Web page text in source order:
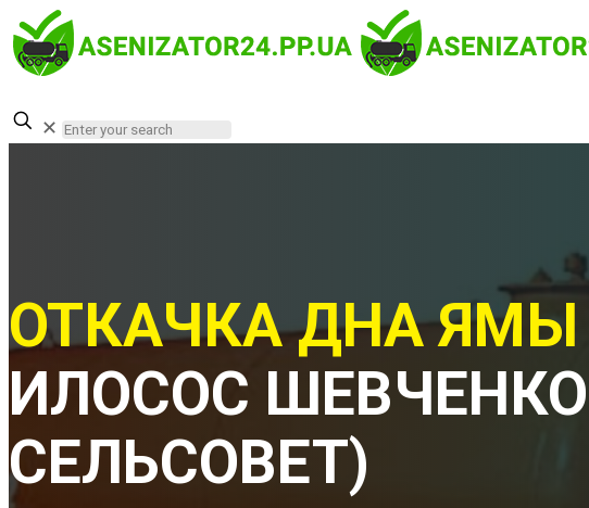
✕
ОТКАЧКА ДНА ЯМЫ
ИЛОСОС
СЕЛЬСОВЕТ)